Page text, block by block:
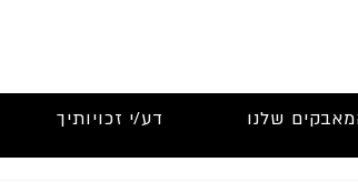
שלנו דע/י זכויותיך